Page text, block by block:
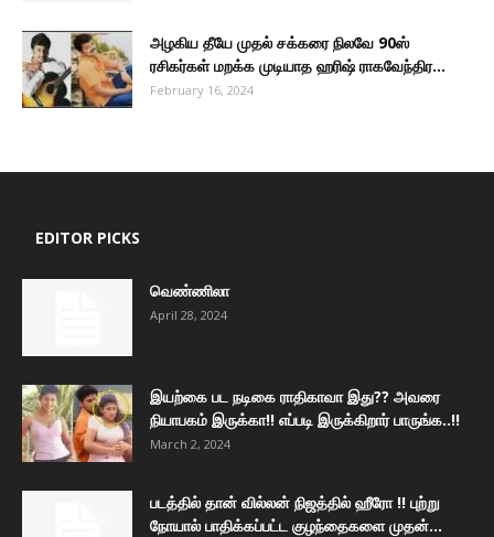
அழகிய தீயே முதல் சக்கரை நிலவே 90ஸ்
ரசிகர்கள் மறக்க முடியாத ஹரிஷ் ராகவேந்திர...
February 16, 2024
EDITOR PICKS
வெண்ணிலா
April 28, 2024
இயற்கை பட நடிகை ராதிகாவா இது?? அவரை
நியாபகம் இருக்கா!! எப்படி இருக்கிறார் பாருங்க..!!
March 2, 2024
படத்தில் தான் வில்லன் நிஜத்தில் ஹீரோ !! புற்று
நோயால் பாதிக்கப்பட்ட குழந்தைகளை முதன்...